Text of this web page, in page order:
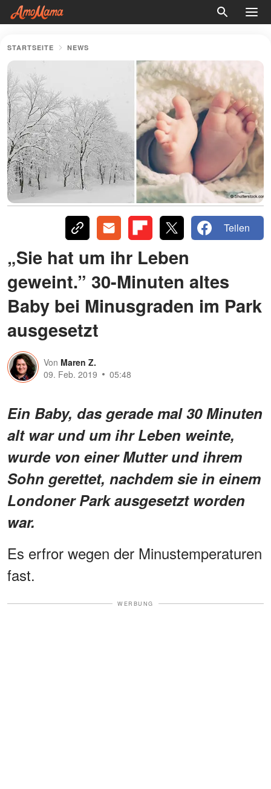
STARTSEITE NEWS
Teilen
„Sie hat um ihr Leben
geweint.” 30-Minuten altes
Baby bei Minusgraden im Park
ausgesetzt
Von Maren Z.
09. Feb. 2019
05:48
Ein Baby, das gerade mal 30 Minuten
alt war und um ihr Leben weinte,
wurde von einer Mutter und ihrem
Sohn gerettet, nachdem sie in einem
Londoner Park ausgesetzt worden
war.
Es erfror wegen der Minustemperaturen
fast.
WERBUNG